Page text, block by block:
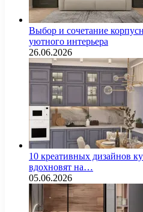
Выбор и сочетание
уютного интерьера
26.06.2026
10 креативных дизайнов
вдохновят на…
05.06.2026